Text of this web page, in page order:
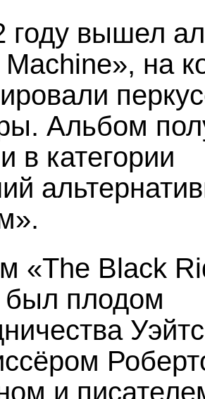
году вышел
на
Альбом
в категории
«The Black
был плодом
и